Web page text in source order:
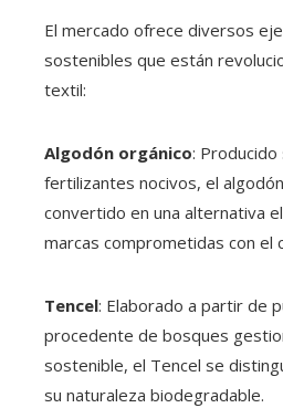
El mercado ofrece diversos
sostenibles que están
textil:
Algodón orgánico: Producido
fertilizantes nocivos, el
convertido en una alternativa
marcas comprometidas con el
Tencel: Elaborado a partir de
procedente de bosques
sostenible, el Tencel se
su naturaleza biodegradable.